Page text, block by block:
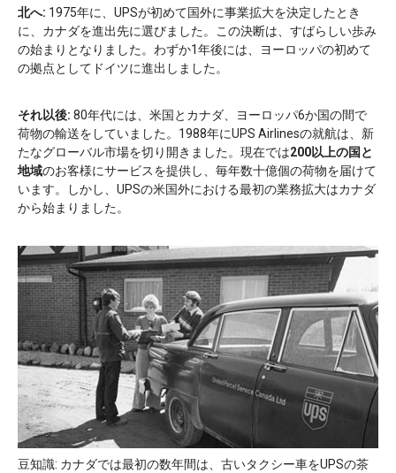
北へ: 1975年に、UPSが初めて国外に事業拡大を決定したとき
に、カナダを進出先に選びました。この決断は、すばらしい歩み
の始まりとなりました。わずか1年後には、ヨーロッパの初めて
の拠点としてドイツに進出しました。
それ以後: 80年代には、米国とカナダ、ヨーロッパ6か国の間で
荷物の輸送をしていました。1988年にUPS Airlinesの就航は、新
たなグローバル市場を切り開きました。現在では200以上の国と
地域のお客様にサービスを提供し、毎年数十億個の荷物を届けて
います。しかし、UPSの米国外における最初の業務拡大はカナダ
から始まりました。
豆知識: カナダでは最初の数年間は、古いタクシー車をUPSの茶